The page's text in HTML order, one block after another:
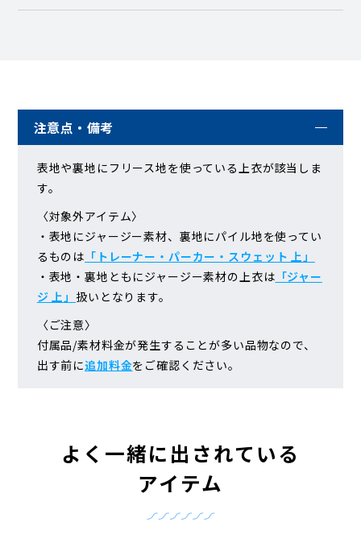
注意点・備考
表地や裏地にフリース地を使っている上衣が該当しま
す。
〈対象外アイテム〉
・表地にジャージー素材、裏地にパイル地を使ってい
るものは 「トレーナー・パーカー・スウェット 上」
・表地・裏地ともにジャージー素材の上衣は 「ジャー
ジ 上」扱いとなります。
〈ご注意〉
付属品/素材料金が発生することが多い品物なので、
出す前に追加料金をご確認ください。
よく一緒に出されている
アイテム